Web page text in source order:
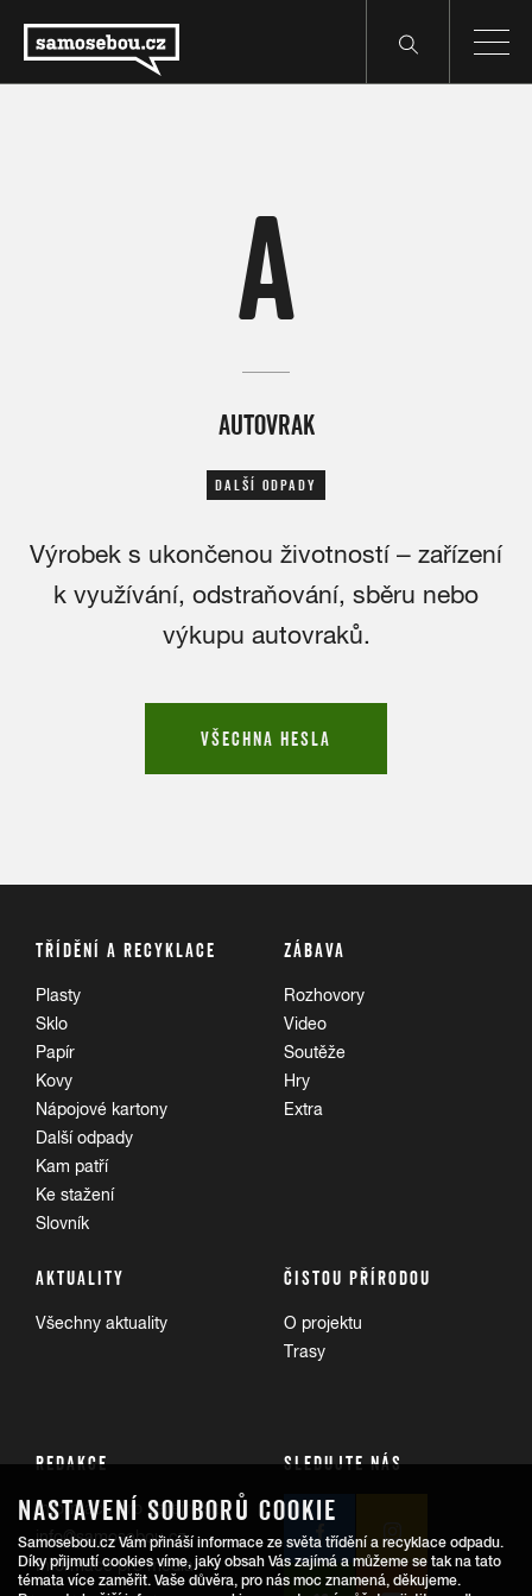
A
AUTOVRAK
DALŠÍ ODPADY
Výrobek s ukončenou životností – zařízení
k využívání, odstraňování, sběru nebo
výkupu autovraků.
VŠECHNA HESLA
TŘÍDĚNÍ A RECYKLACE
Plasty
Sklo
Papír
Kovy
Nápojové kartony
Další odpady
Kam patří
Ke stažení
Slovník
ZÁBAVA
Rozhovory
Video
Soutěže
Hry
Extra
AKTUALITY
Všechny aktuality
ČISTOU PŘÍRODOU
O projektu
Trasy
REDAKCE
Informace pro veřejnost:
info@samosebou.cz
Informace pro média
SLEDUJTE NÁS
NASTAVENÍ SOUBORŮ COOKIE
Samosebou.cz Vám přináší informace ze světa třídění a recyklace odpadu.
Díky přijmutí cookies víme, jaký obsah Vás zajímá a můžeme se tak na tato
témata více zaměřit. Vaše důvěra, pro nás moc znamená, děkujeme.